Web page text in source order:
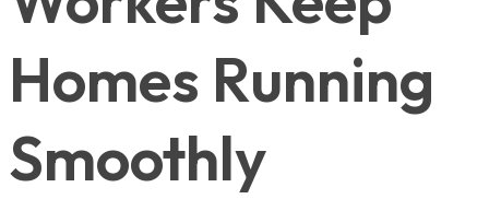
Homes Running
Smoothly